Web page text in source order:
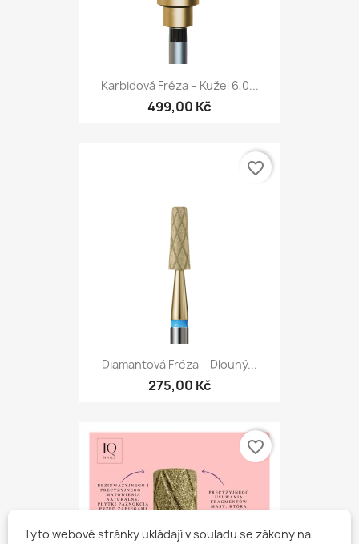
Karbidová Fréza – Kužel 6,0...
499,00 Kč
Diamantová Fréza – Dlouhý...
275,00 Kč
favorite_border
favorite_border
Tyto webové stránky ukládají v souladu se zákony na